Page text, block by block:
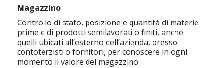
Magazzino
Controllo di stato, posizione e quantità di materie
prime e di prodotti semilavorati o finiti, anche
quelli ubicati all’esterno dell’azienda, presso
contoterzisti o fornitori, per conoscere in ogni
momento il valore del magazzino.